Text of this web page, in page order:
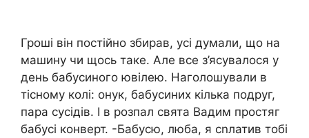
Гроші він постійно збирав, усі думали, що на
машину чи щось таке. Але все з’ясувалося у
день бабусиного ювілею. Наголошували в
тісному колі: онук, бабусиних кілька подруг,
пара сусідів. І в розпал свята Вадим простяг
бабусі конверт. -Бабусю, люба, я сnлатив тобі